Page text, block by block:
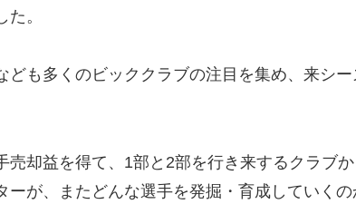
。
ども多くのビッククラブの注目を集め、来シ
売却益を得て、1部と2部を行き来するクラブ
ーが、またどんな選手を発掘・育成していくの